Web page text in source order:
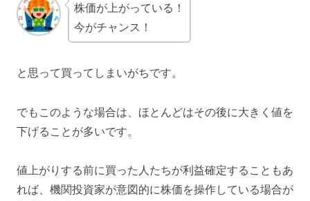
株価が上がっている！
今がチャンス！
と思って買ってしまいがちです。
でもこのような場合は、ほとんどはその後に大きく値を
下げることが多いです。
値上がりする前に買った人たちが利益確定することもあ
れば、機関投資家が意図的に株価を操作している場合が